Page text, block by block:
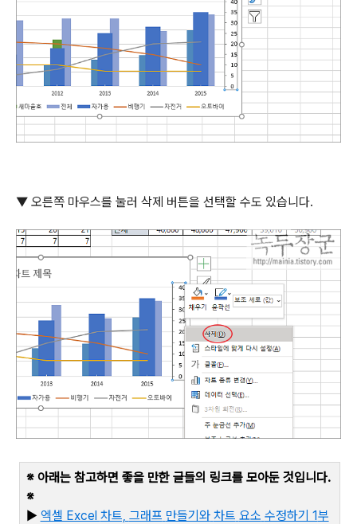
▼ 오른쪽 마우스를 눌러 삭제 버튼을 선택할 수도 있습니다.
※ 아래는 참고하면 좋을 만한 글들의 링크를 모아둔 것입니다.
※
▶ 엑셀 Excel 차트, 그래프 만들기와 차트 요소 수정하기 1부